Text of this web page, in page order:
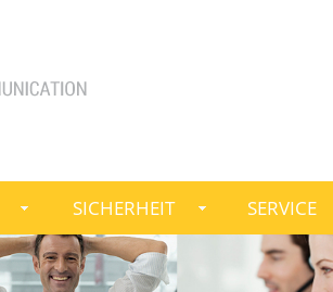
SICHERHEIT SERVICE